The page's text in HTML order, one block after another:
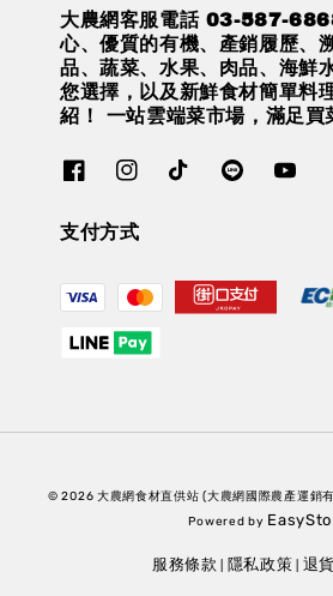
大農網客服電話 03-587-
心、優質的有機、產銷履歷、
品、蔬菜、水果、肉品、海鮮
您選擇，以及新鮮食材簡單料
紹！ 一站雲端菜市場，滿足買
支付方式
© 2026 大農網食材直供站 (大農網國際農產運銷
Powered by
服務條款 隱私政策 退